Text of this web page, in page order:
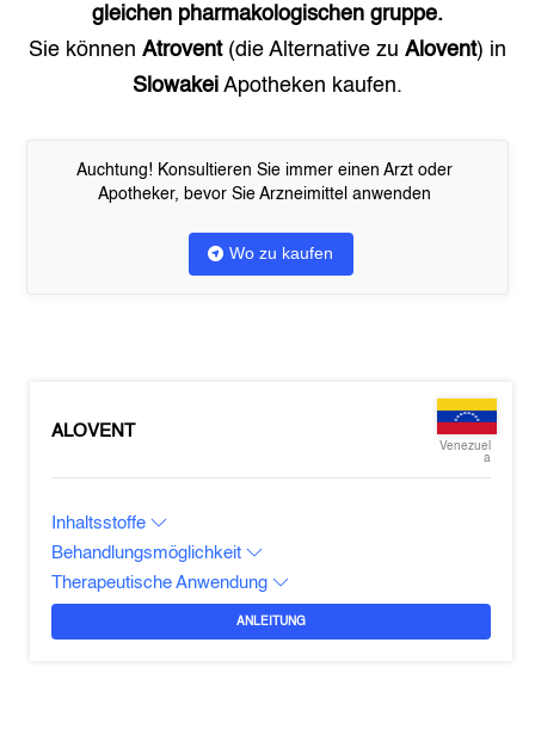
gleichen pharmakologischen gruppe.
Sie können Atrovent(die Alternative zu Alovent) in
Slowakei Apotheken kaufen.
Auchtung! Konsultieren Sie immer einen Arzt oder
Apotheker, bevor Sie Arzneimittel anwenden
Wo zu kaufen
ALOVENT
Venezuel
a
Inhaltsstoffe
Behandlungsmöglichkeit
Therapeutische Anwendung
ANLEITUNG